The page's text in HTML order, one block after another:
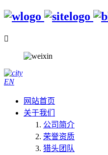

EN
网站首页
关于我们
公司简介
荣誉资质
猎头团队